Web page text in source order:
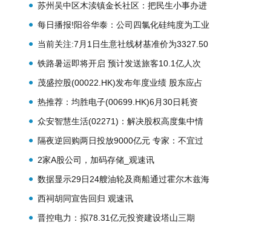
险
苏州吴中区木渎镇金长社区：把民生小事办进
居民日常烟火里
每日播报!阳谷华泰：公司四氯化硅纯度为工业
级
当前关注:7月1日生意社线材基准价为3327.50
元/吨
铁路暑运即将开启 预计发送旅客10.1亿人次
茂盛控股(00022.HK)发布年度业绩 股东应占
亏损约为214.4万港元 同比收窄94.4% 焦点日
报
热推荐：均胜电子(00699.HK)6月30日耗资
1055.7万港元回购83.1万股
众安智慧生活(02271)：解决股权高度集中情
况-快资讯
隔夜逆回购两日投放9000亿元 专家：不宜过
度解读为增量宽松|简讯
2家A股公司，加码存储_观速讯
数据显示29日24艘油轮及商船通过霍尔木兹海
峡-今日报
西祠胡同宣告回归 观速讯
晋控电力：拟78.31亿元投资建设塔山三期